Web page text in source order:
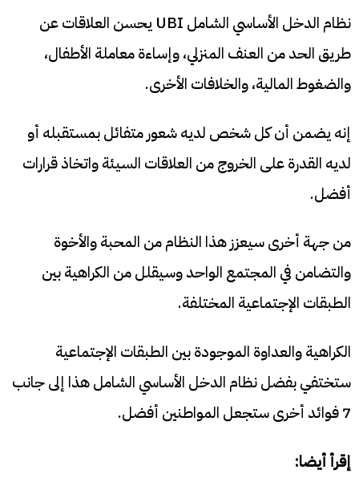
نظام الدخل الأساسي الشامل UBI يحسن العلاقات عن
طريق الحد من العنف المنزلي، وإساءة معاملة الأطفال،
والضغوط المالية، والخلافات الأخرى.
إنه يضمن أن كل شخص لديه شعور متفائل بمستقبله أو
لديه القدرة على الخروج من العلاقات السيئة واتخاذ قرارات
أفضل.
من جهة أخرى سيعزز هذا النظام من المحبة والأخوة
والتضامن في المجتمع الواحد وسيقلل من الكراهية بين
الطبقات الإجتماعية المختلفة.
الكراهية والعداوة الموجودة بين الطبقات الإجتماعية
ستختفي بفضل نظام الدخل الأساسي الشامل هذا إلى جانب
7 فوائد أخرى ستجعل المواطنين أفضل.
إقرأ أيضا: